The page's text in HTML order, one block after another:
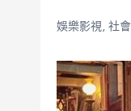
娛樂影視, 社